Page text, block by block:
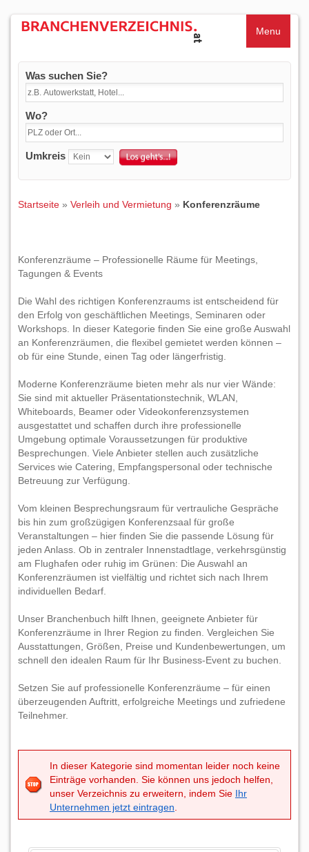
Menu
Was suchen Sie?
Wo?
Umkreis
Startseite » Verleih und Vermietung » Konferenzräume
Konferenzräume – Professionelle Räume für Meetings,
Tagungen & Events
Die Wahl des richtigen Konferenzraums ist entscheidend für
den Erfolg von geschäftlichen Meetings, Seminaren oder
Workshops. In dieser Kategorie finden Sie eine große Auswahl
an Konferenzräumen, die flexibel gemietet werden können –
ob für eine Stunde, einen Tag oder längerfristig.
Moderne Konferenzräume bieten mehr als nur vier Wände:
Sie sind mit aktueller Präsentationstechnik, WLAN,
Whiteboards, Beamer oder Videokonferenzsystemen
ausgestattet und schaffen durch ihre professionelle
Umgebung optimale Voraussetzungen für produktive
Besprechungen. Viele Anbieter stellen auch zusätzliche
Services wie Catering, Empfangspersonal oder technische
Betreuung zur Verfügung.
Vom kleinen Besprechungsraum für vertrauliche Gespräche
bis hin zum großzügigen Konferenzsaal für große
Veranstaltungen – hier finden Sie die passende Lösung für
jeden Anlass. Ob in zentraler Innenstadtlage, verkehrsgünstig
am Flughafen oder ruhig im Grünen: Die Auswahl an
Konferenzräumen ist vielfältig und richtet sich nach Ihrem
individuellen Bedarf.
Unser Branchenbuch hilft Ihnen, geeignete Anbieter für
Konferenzräume in Ihrer Region zu finden. Vergleichen Sie
Ausstattungen, Größen, Preise und Kundenbewertungen, um
schnell den idealen Raum für Ihr Business-Event zu buchen.
Setzen Sie auf professionelle Konferenzräume – für einen
überzeugenden Auftritt, erfolgreiche Meetings und zufriedene
Teilnehmer.
In dieser Kategorie sind momentan leider noch keine
Einträge vorhanden. Sie können uns jedoch helfen,
unser Verzeichnis zu erweitern, indem Sie Ihr
Unternehmen jetzt eintragen